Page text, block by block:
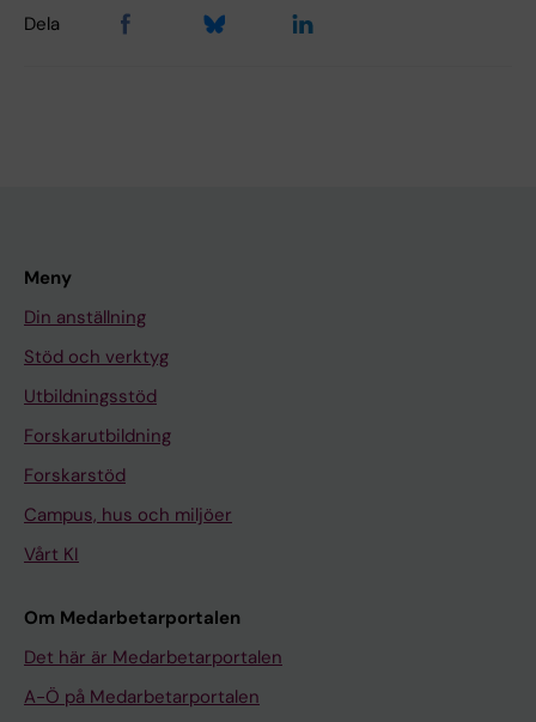
Dela
Meny
Din anställning
Stöd och verktyg
Utbildningsstöd
Forskarutbildning
Forskarstöd
Campus, hus och miljöer
Vårt KI
Om Medarbetarportalen
Det här är Medarbetarportalen
A-Ö på Medarbetarportalen